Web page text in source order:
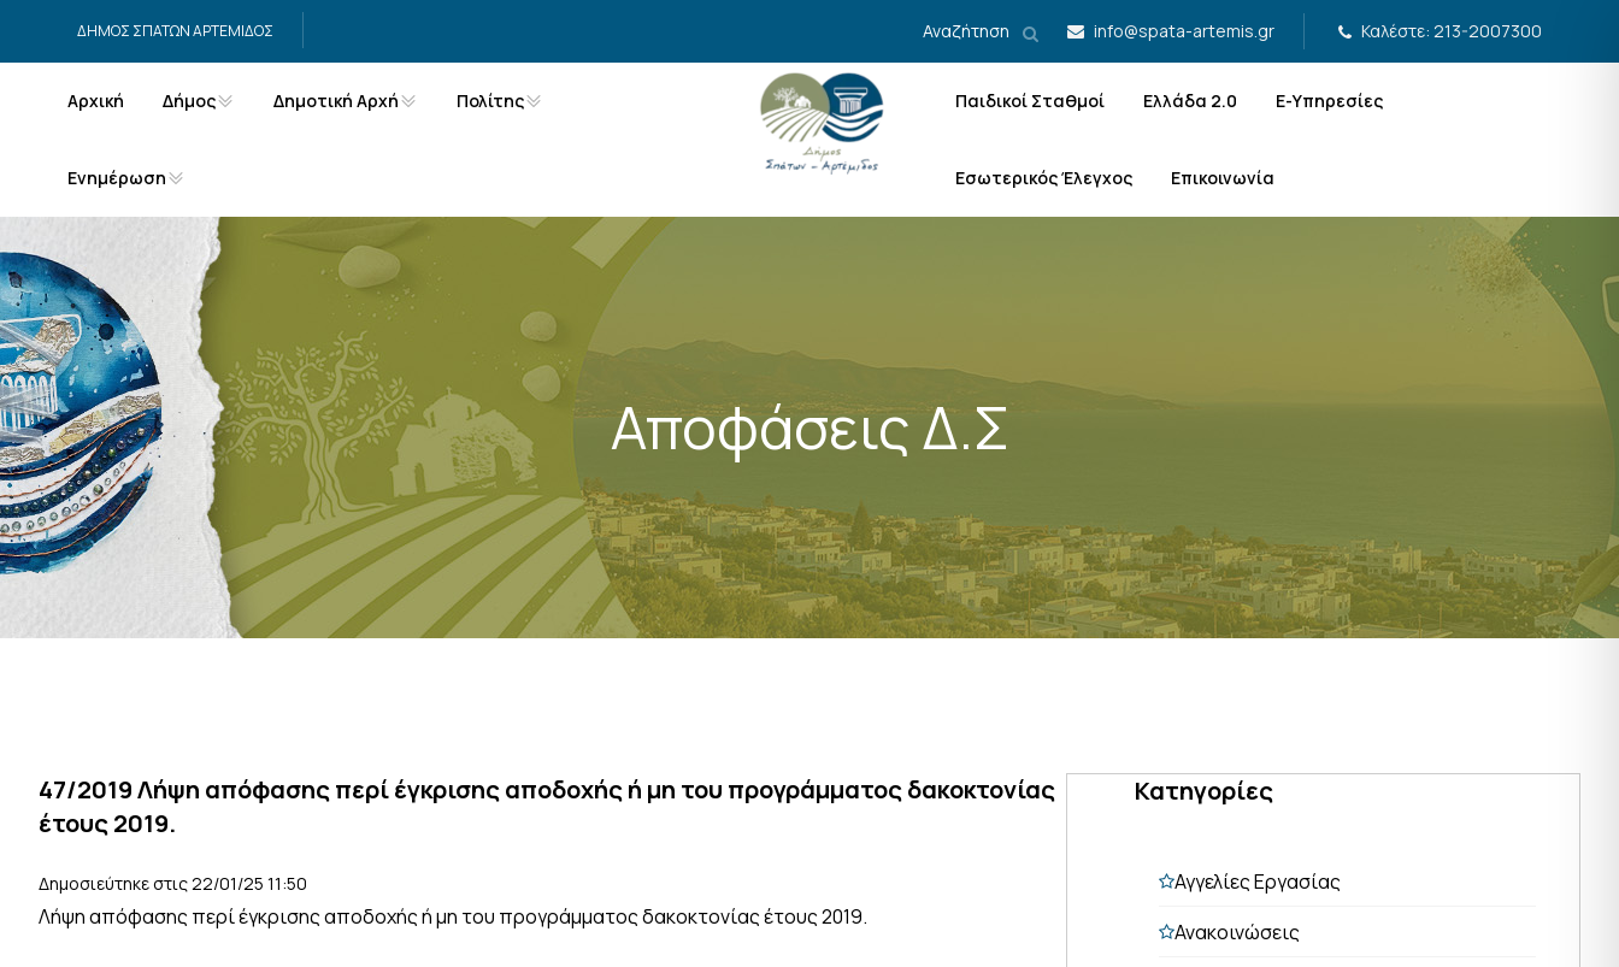
ΔΗΜΟΣ ΣΠΑΤΩΝ ΑΡΤΕΜΙΔΟΣ Αναζήτηση info@spata-artemis.gr Καλέστε: 213-2007300
Αρχική Δήμος Δημοτική Αρχή Πολίτης
Ενημέρωση
Παιδικοί Σταθμοί Ελλάδα 2.0 Ε-Υπηρεσίες
Εσωτερικός Έλεγχος Επικοινωνία
Αποφάσεις Δ.Σ
47/2019 Λήψη απόφασης περί έγκρισης αποδοχής ή μη του προγράμματος δακοκτονίας
έτους 2019.
Δημοσιεύτηκε στις 22/01/25 11:50
Λήψη απόφασης περί έγκρισης αποδοχής ή μη του προγράμματος δακοκτονίας έτους 2019.
Κατηγορίες
Αγγελίες Εργασίας
Ανακοινώσεις